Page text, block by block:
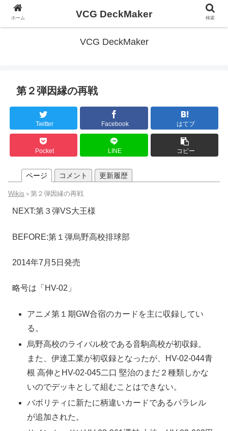
VCG DeckMaker
第２弾因縁の再戦
Twitter Facebook はてブ
Pocket LINE コピー
ページ コメント 更新履歴
Wikis > 第２弾因縁の再戦
NEXT:第３弾VS大王様
BEFORE:第１弾烏野高校排球部
2014年7月5日発売
略号は「HV-02」
アニメ第１期GW合宿のカードを主に収録してい
る。
烏野高校のライバル校である音駒高校が初収録。
また、伊達工業が初収録となったが、HV-02-044青
根 高伸とHV-02-045二口 堅治のまだ２種類しかな
いのでデッキとして組むことはできない。
バボリティに新たに柄違いカードであるパラレル
が追加された。
ホーム VCG DeckMaker 検索